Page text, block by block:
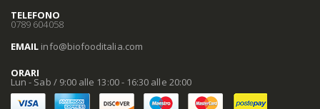
TELEFONO
0789 604058
EMAIL info@biofooditalia.com
ORARI
Lun - Sab / 9:00 alle 13:00 - 16:30 alle 20:00